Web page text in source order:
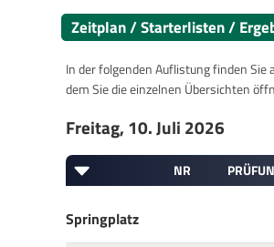
Zeitplan / Starterlisten /
In der folgenden Auflistung finden
dem Sie die einzelnen Übersichten
Freitag, 10. Juli 2026
NR
Springplatz